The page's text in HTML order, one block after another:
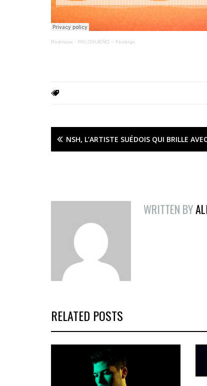
Rodmusic · PALOSUEÑO – Feelings
NSH, L’ARTISTE SUÉDOIS QUI BRILLE
WRITTEN BY
RELATED POSTS